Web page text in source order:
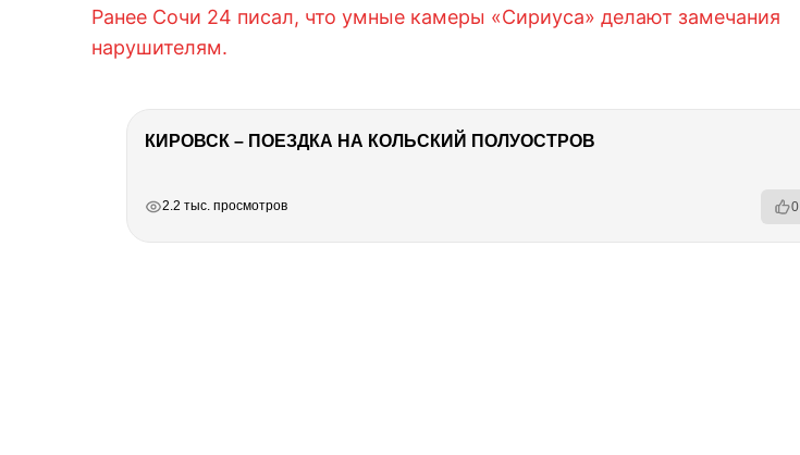
Ранее Сочи 24 писал, что умные камеры «Сириуса» делают замечания
нарушителям.
КИРОВСК – ПОЕЗДКА НА КОЛЬСКИЙ ПОЛУОСТРОВ
2.2 тыс. просмотров 0